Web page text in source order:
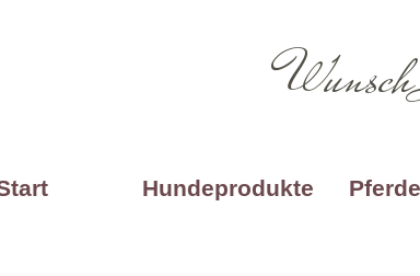
Hundeprodukte